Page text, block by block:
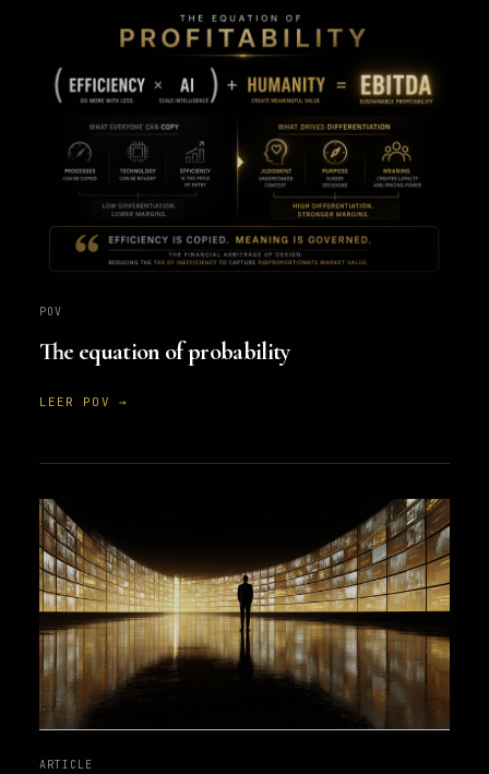
POV
The equation of probability
LEER POV →
ARTICLE